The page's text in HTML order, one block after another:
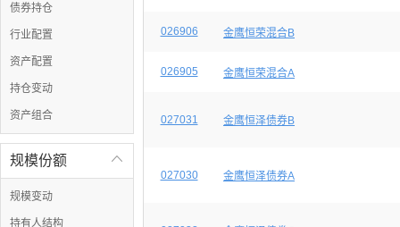
债券持仓
行业配置
资产配置
持仓变动
资产组合

规模份额
规模变动
持有人结构
026906 金鹰恒荣混合B
026905 金鹰恒荣混合A
027031 金鹰恒泽债券B
027030 金鹰恒泽债券A